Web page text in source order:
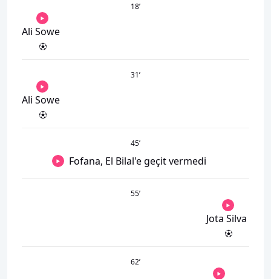
18’
Ali Sowe
31’
Ali Sowe
45’
Fofana, El Bilal'e geçit vermedi
55’
Jota Silva
62’